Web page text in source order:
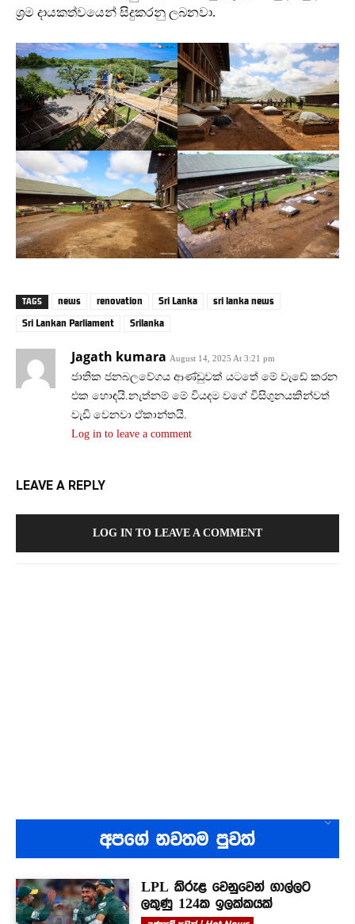
ශ්‍රම දායකත්වයෙන් සිදුකරනු ලබනවා.
TAGS news renovation Sri Lanka
sri lanka news
Sri Lankan Parliament
Srilanka
Jagath kumara August 14, 2025 At 3:21 pm
ජාතික ජනබලවේගය ආණ්ඩුවක් යටතේ මේ වැඩේ කරන
එක හොඳයි.නැත්නම් මේ වියදම වගේ විසිගුනයකින්වත්
වැඩි වෙනවා ඒකාන්තයි.
Log in to leave a comment
LEAVE A REPLY
LOG IN TO LEAVE A COMMENT
අපගේ නවතම පුවත්
LPL කිරුළ වෙනුවෙන් ගාල්ලට
ලකුණු 124ක ඉලක්කයක්